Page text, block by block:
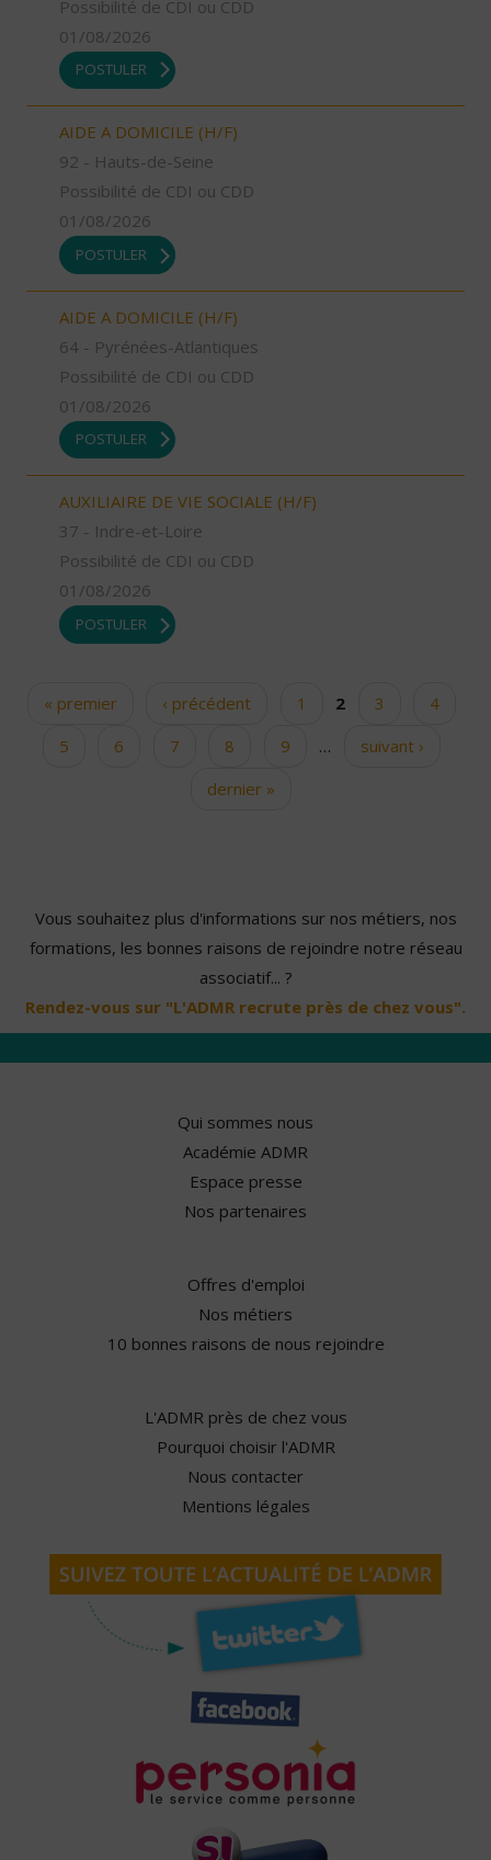
Possibilité de CDI ou CDD
01/08/2026
POSTULER
AIDE A DOMICILE (H/F)
92 - Hauts-de-Seine
Possibilité de CDI ou CDD
01/08/2026
POSTULER
AIDE A DOMICILE (H/F)
64 - Pyrénées-Atlantiques
Possibilité de CDI ou CDD
01/08/2026
POSTULER
AUXILIAIRE DE VIE SOCIALE (H/F)
37 - Indre-et-Loire
Possibilité de CDI ou CDD
01/08/2026
POSTULER
Pages« premier ‹ précédent 1 2 3
4
5
6 7 8 9 …
suivant ›
dernier »
Vous souhaitez plus d'informations sur nos métiers, nos
formations, les bonnes raisons de rejoindre notre réseau
associatif... ?
Rendez-vous sur "L'ADMR recrute près de chez vous".
Qui sommes nous
Académie ADMR
Espace presse
Nos partenaires
Offres d'emploi
Nos métiers
10 bonnes raisons de nous rejoindre
L'ADMR près de chez vous
Pourquoi choisir l'ADMR
Nous contacter
Mentions légales